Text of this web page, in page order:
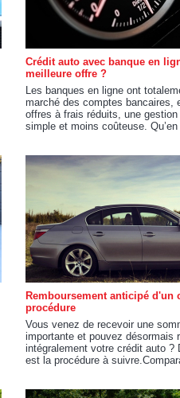
Crédit auto avec banque en
meilleure offre ?
Les banques en ligne ont
marché des comptes bancaires,
offres à frais réduits, une
simple et moins coûteuse.
Remboursement anticipé d'un
procédure
Vous venez de recevoir une
importante et pouvez désormais
intégralement votre crédit auto ?
est la procédure à